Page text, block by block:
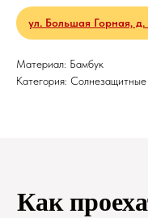
ул. Большая Горная,
Материал: Бамбук
Категория:
Как